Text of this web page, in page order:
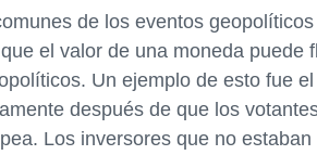
de los eventos
el valor de una moneda puede
Un ejemplo de esto fue
después de que los
Los inversores que no